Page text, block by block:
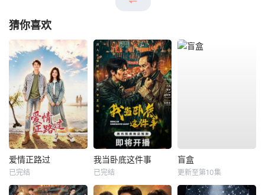
猜你喜欢
爱情正路过
已完结
我当卧底这件事
已完结
盲盒
更新至第10集